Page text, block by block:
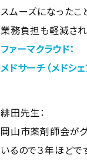
スムーズになったこ
業務負担も軽減さ
ファーマクラウド：
メドサーチ （メドシ
緋田先生：
岡山市薬剤師会が
いるので３年ほどで